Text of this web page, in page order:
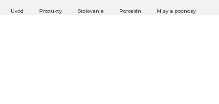
Úvod Produkty Stolovanie Porcelán Misy a podnosy